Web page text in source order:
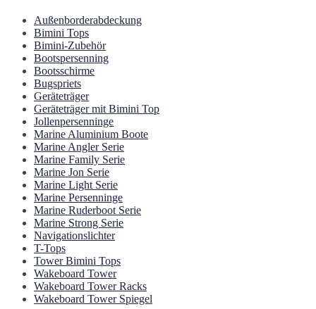
Außenborderabdeckung
Bimini Tops
Bimini-Zubehör
Bootspersenning
Bootsschirme
Bugspriets
Geräteträger
Geräteträger mit Bimini Top
Jollenpersenninge
Marine Aluminium Boote
Marine Angler Serie
Marine Family Serie
Marine Jon Serie
Marine Light Serie
Marine Persenninge
Marine Ruderboot Serie
Marine Strong Serie
Navigationslichter
T-Tops
Tower Bimini Tops
Wakeboard Tower
Wakeboard Tower Racks
Wakeboard Tower Spiegel